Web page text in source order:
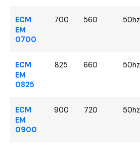
ECM
EM
0700
700 560 50hz
ECM
EM
0825
825 660 50hz
ECM
EM
0900
900 720 50hz